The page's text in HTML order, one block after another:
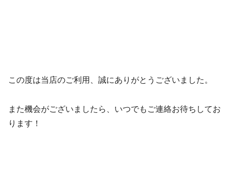
この度は当店のご利用、誠にありがとうございました。
また機会がございましたら、いつでもご連絡お待ちしてお
ります！